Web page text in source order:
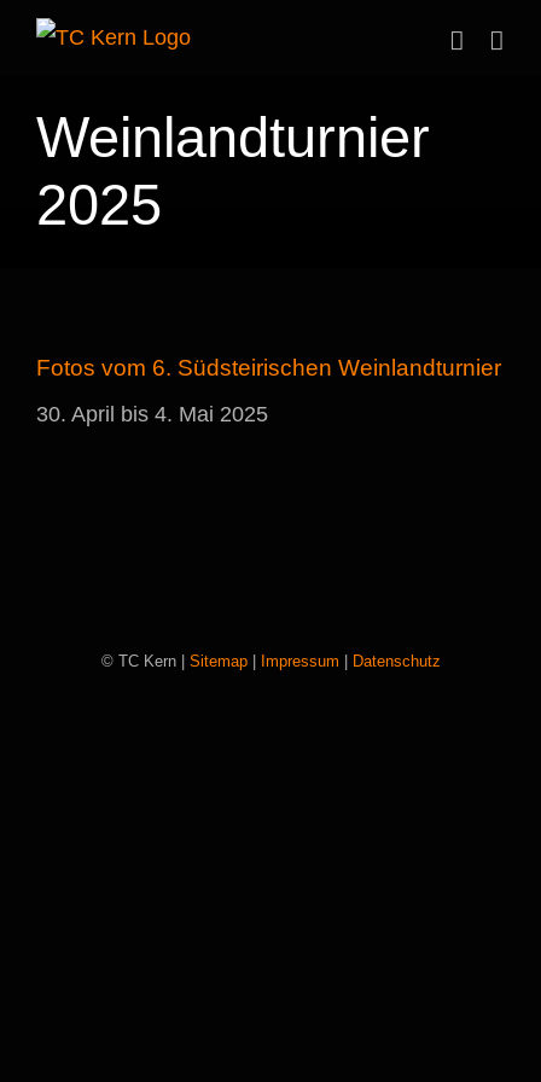
Zum
Weinlandturnier
2025
Fotos vom 6. Südsteirischen Weinlandturnier
30. April bis 4. Mai 2025
© TC Kern | Sitemap| Impressum Datenschutz